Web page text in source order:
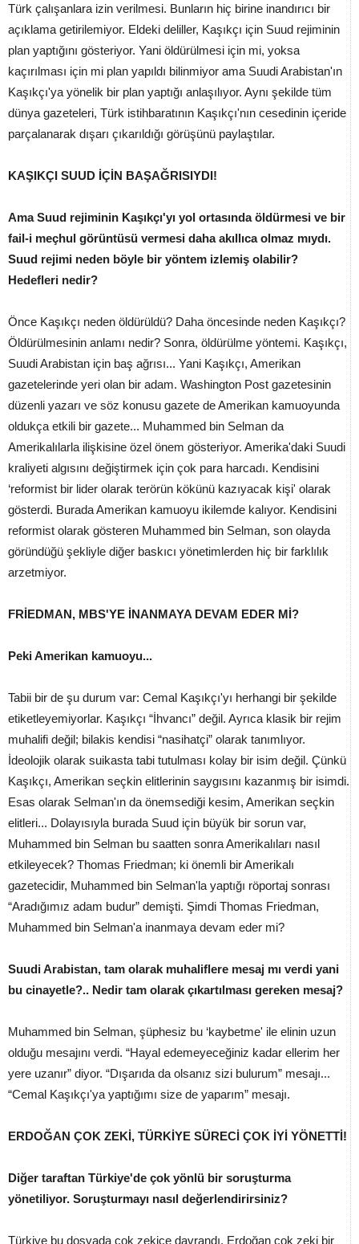
Türk çalışanlara izin verilmesi. Bunların hiç birine inandırıcı bir
açıklama getirilemiyor. Eldeki deliller, Kaşıkçı için Suud rejiminin
plan yaptığını gösteriyor. Yani öldürülmesi için mi, yoksa
kaçırılması için mi plan yapıldı bilinmiyor ama Suudi Arabistan'ın
Kaşıkçı'ya yönelik bir plan yaptığı anlaşılıyor. Aynı şekilde tüm
dünya gazeteleri, Türk istihbaratının Kaşıkçı'nın cesedinin içeride
parçalanarak dışarı çıkarıldığı görüşünü paylaştılar.
KAŞIKÇI SUUD İÇİN BAŞAĞRISIYDI!
Ama Suud rejiminin Kaşıkçı'yı yol ortasında öldürmesi ve bir
fail-i meçhul görüntüsü vermesi daha akıllıca olmaz mıydı.
Suud rejimi neden böyle bir yöntem izlemiş olabilir?
Hedefleri nedir?
Önce Kaşıkçı neden öldürüldü? Daha öncesinde neden Kaşıkçı?
Öldürülmesinin anlamı nedir? Sonra, öldürülme yöntemi. Kaşıkçı,
Suudi Arabistan için baş ağrısı... Yani Kaşıkçı, Amerikan
gazetelerinde yeri olan bir adam. Washington Post gazetesinin
düzenli yazarı ve söz konusu gazete de Amerikan kamuoyunda
oldukça etkili bir gazete... Muhammed bin Selman da
Amerikalılarla ilişkisine özel önem gösteriyor. Amerika'daki Suudi
kraliyeti algısını değiştirmek için çok para harcadı. Kendisini
‘reformist bir lider olarak terörün kökünü kazıyacak kişi' olarak
gösterdi. Burada Amerikan kamuoyu ikilemde kalıyor. Kendisini
reformist olarak gösteren Muhammed bin Selman, son olayda
göründüğü şekliyle diğer baskıcı yönetimlerden hiç bir farklılık
arzetmiyor.
FRİEDMAN, MBS'YE İNANMAYA DEVAM EDER Mİ?
Peki Amerikan kamuoyu...
Tabii bir de şu durum var: Cemal Kaşıkçı'yı herhangi bir şekilde
etiketleyemiyorlar. Kaşıkçı “İhvancı” değil. Ayrıca klasik bir rejim
muhalifi değil; bilakis kendisi “nasihatçi” olarak tanımlıyor.
İdeolojik olarak suikasta tabi tutulması kolay bir isim değil. Çünkü
Kaşıkçı, Amerikan seçkin elitlerinin saygısını kazanmış bir isimdi.
Esas olarak Selman'ın da önemsediği kesim, Amerikan seçkin
elitleri... Dolayısıyla burada Suud için büyük bir sorun var,
Muhammed bin Selman bu saatten sonra Amerikalıları nasıl
etkileyecek? Thomas Friedman; ki önemli bir Amerikalı
gazetecidir, Muhammed bin Selman'la yaptığı röportaj sonrası
“Aradığımız adam budur” demişti. Şimdi Thomas Friedman,
Muhammed bin Selman'a inanmaya devam eder mi?
Suudi Arabistan, tam olarak muhaliflere mesaj mı verdi yani
bu cinayetle?.. Nedir tam olarak çıkartılması gereken mesaj?
Muhammed bin Selman, şüphesiz bu ‘kaybetme' ile elinin uzun
olduğu mesajını verdi. “Hayal edemeyeceğiniz kadar ellerim her
yere uzanır” diyor. “Dışarıda da olsanız sizi bulurum” mesajı...
“Cemal Kaşıkçı'ya yaptığımı size de yaparım” mesajı.
ERDOĞAN ÇOK ZEKİ, TÜRKİYE SÜRECİ ÇOK İYİ YÖNETTİ!
Diğer taraftan Türkiye'de çok yönlü bir soruşturma
yönetiliyor. Soruşturmayı nasıl değerlendirirsiniz?
Türkiye bu dosyada çok zekice davrandı. Erdoğan çok zeki bir